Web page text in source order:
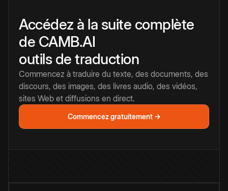
Accédez à la suite complète
de CAMB.AI
outils de traduction
Commencez à traduire du texte, des documents, des
discours, des images, des livres audio, des vidéos,
sites Web et diffusions en direct.
Commencez gratuitement →